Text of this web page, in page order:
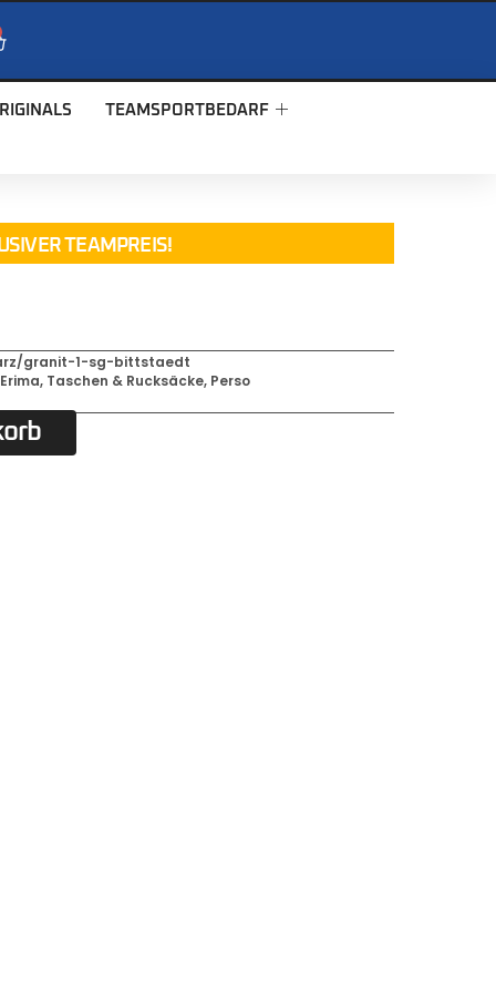
TEAMSPORTBEDARF
TEAMPREIS!
granit-1-sg-bittstaedt
Erima, Taschen & Rucksäcke, Perso